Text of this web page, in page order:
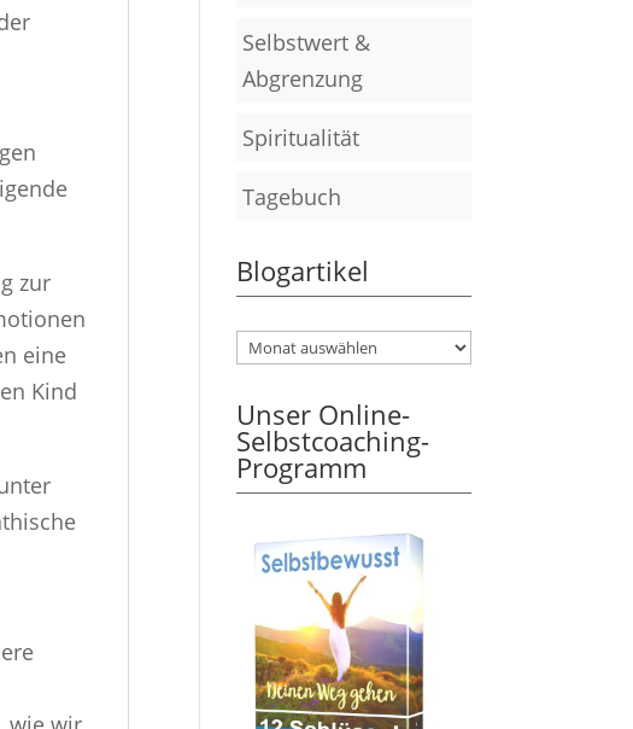
zur
eine
Kind
Selbstwert &
Abgrenzung
Spiritualität
Tagebuch
Blogartikel
Unser Online-
Selbstcoaching-
Programm